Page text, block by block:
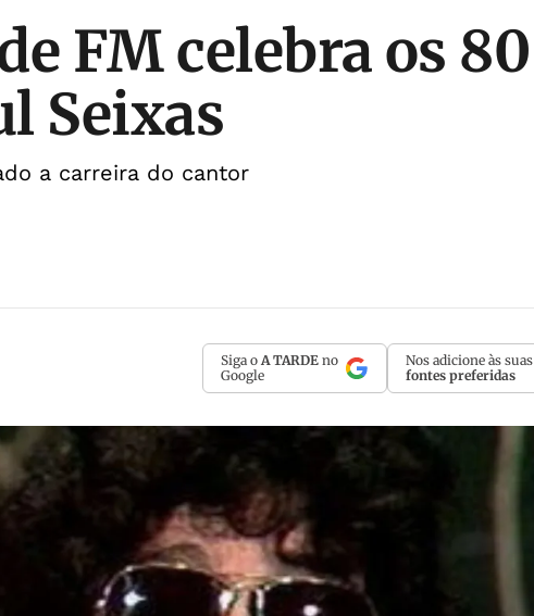
FM celebra os 80
Seixas
a carreira do cantor
Siga o A TARDE no
Google
Nos adicione às suas
fontes preferidas